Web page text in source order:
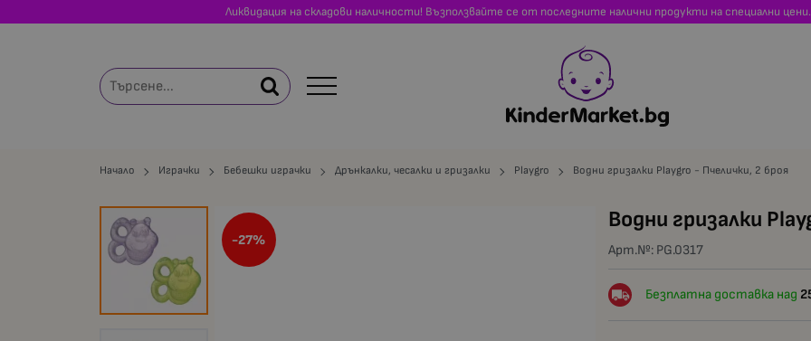
Ликвидация на складови наличности! Възползвайте се от последните налични продукти на специални
Начало Играчки Бебешки играчки Дрънкалки, чесалки и гризалки Playgro Водни гризалки Playgro - Пчелички, 2 броя
Водни гризалки
Арт.№: PG.0317
-27%
Безплатна доставка над